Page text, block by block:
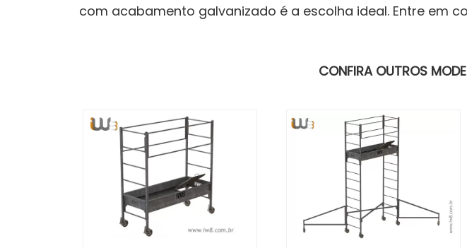
com acabamento galvanizado é a escolha ideal. Entre em
CONFIRA OUTROS